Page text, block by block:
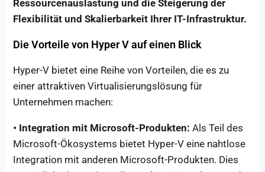
Ressourcenauslastung und die Steigerung der
Flexibilität und Skalierbarkeit Ihrer IT-Infrastruktur.
Die Vorteile von Hyper V auf einen Blick
Hyper-V bietet eine Reihe von Vorteilen, die es zu
einer attraktiven Virtualisierungslösung für
Unternehmen machen:
• Integration mit Microsoft-Produkten: Als Teil des
Microsoft-Ökosystems bietet Hyper-V eine nahtlose
Integration mit anderen Microsoft-Produkten. Dies